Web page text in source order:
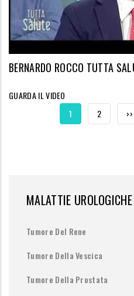
BERNARDO ROCCO TUTTA
GUARDA IL VIDEO
CURRENT
1 PAGE
2 ››
MALATTIE UROLOGICHE
Tumore Del Rene
Tumore Della Vescica
Tumore Della Prostata